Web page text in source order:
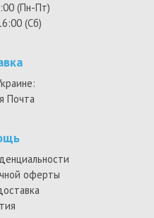
(Пн-Пт)
(Сб)
Почта
оферты